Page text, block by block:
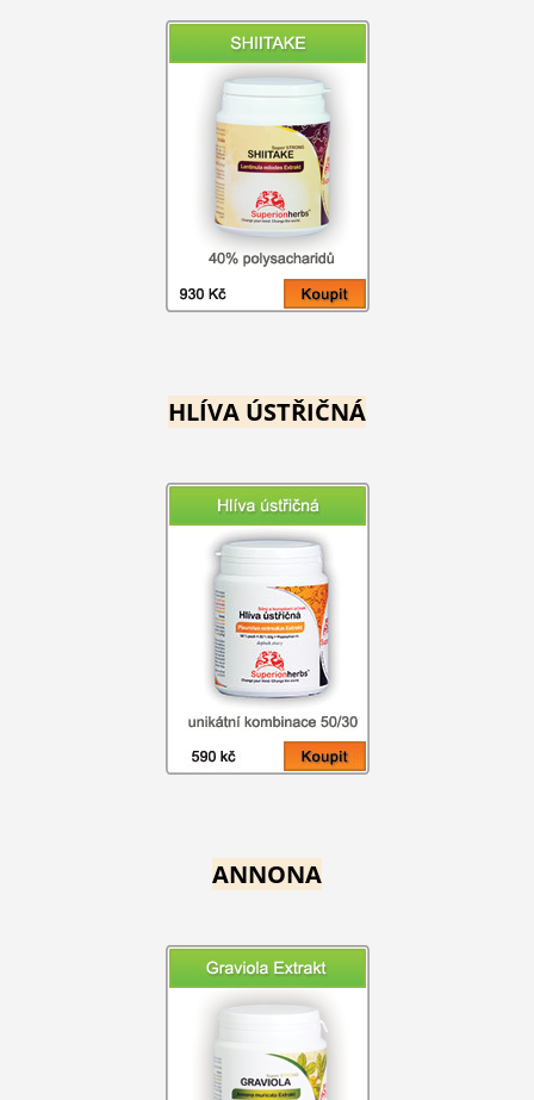
HLÍVA ÚSTŘIČNÁ
ANNONA